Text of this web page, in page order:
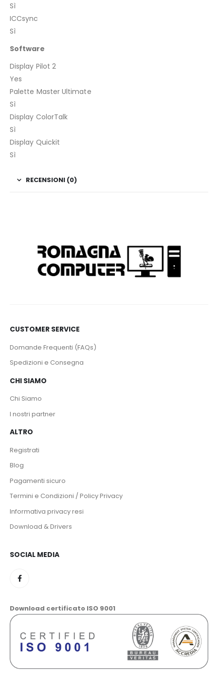
Sì
ICCsync
Sì
Software
Display Pilot 2
Yes
Palette Master Ultimate
Sì
Display ColorTalk
Sì
Display Quickit
Sì
RECENSIONI (0)
CUSTOMER SERVICE
Domande Frequenti (FAQs)
Spedizioni e Consegna
CHI SIAMO
Chi Siamo
I nostri partner
ALTRO
Registrati
Blog
Pagamenti sicuro
Termini e Condizioni / Policy Privacy
Informativa privacy resi
Download & Drivers
SOCIAL MEDIA
Download certificato ISO 9001